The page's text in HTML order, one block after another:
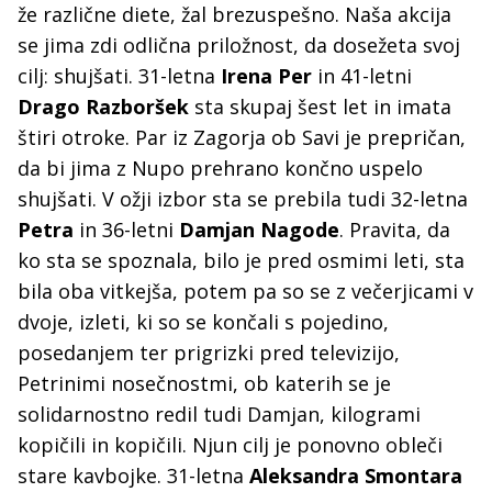
že različne diete, žal brezuspešno. Naša akcija
se jima zdi odlična priložnost, da dosežeta svoj
cilj: shujšati. 31-letna Irena Per in 41-letni
Drago Razboršek sta skupaj šest let in imata
štiri otroke. Par iz Zagorja ob Savi je prepričan,
da bi jima z Nupo prehrano končno uspelo
shujšati. V ožji izbor sta se prebila tudi 32-letna
Petra in 36-letni Damjan Nagode. Pravita, da
ko sta se spoznala, bilo je pred osmimi leti, sta
bila oba vitkejša, potem pa so se z večerjicami v
dvoje, izleti, ki so se končali s pojedino,
posedanjem ter prigrizki pred televizijo,
Petrinimi nosečnostmi, ob katerih se je
solidarnostno redil tudi Damjan, kilogrami
kopičili in kopičili. Njun cilj je ponovno obleči
stare kavbojke. 31-letna Aleksandra Smontara